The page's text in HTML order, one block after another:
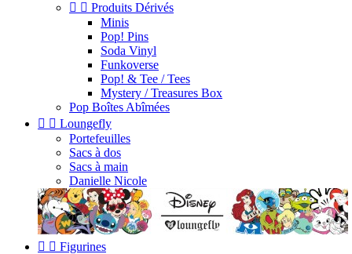
  Produits Dérivés
Minis
Pop! Pins
Soda Vinyl
Funkoverse
Pop! & Tee / Tees
Mystery / Treasures Box
Pop Boîtes Abîmées
  Loungefly
Portefeuilles
Sacs à dos
Sacs à main
Danielle Nicole
  Figurines